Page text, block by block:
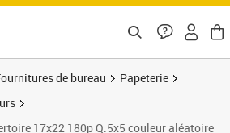
de bureau
Papeterie
17x22 180p Q.5x5 couleur aléatoire